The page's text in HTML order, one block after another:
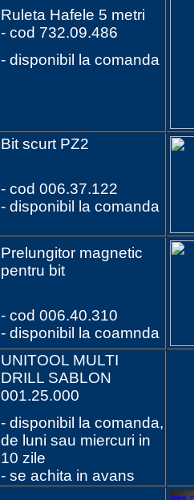
Ruleta Hafele 5 metri
- cod 732.09.486
- disponibil la comanda
Bit scurt PZ2
- cod 006.37.122
- disponibil la comanda
Prelungitor magnetic
pentru bit
- cod 006.40.310
- disponibil la coamnda
UNITOOL MULTI
DRILL SABLON
001.25.000
- disponibil la comanda,
de luni sau miercuri in
10 zile
- se achita in avans